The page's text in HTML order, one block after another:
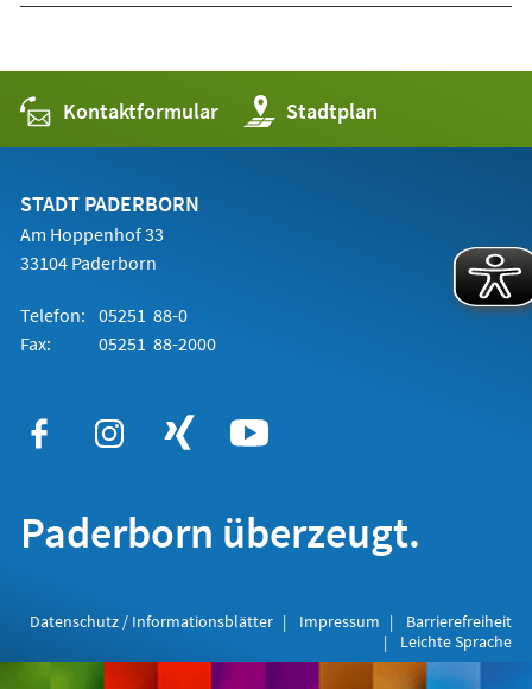
Kontaktformular Stadtplan
(Öffnet
in
einem
STADT PADERBORN
Am Hoppenhof 33
33104 Paderborn
Telefon: 05251 88-0
Fax:
05251 88-2000
Paderborn überzeugt.
Datenschutz / Informationsblätter Impressum
Barrierefreiheit
Leichte Sprache